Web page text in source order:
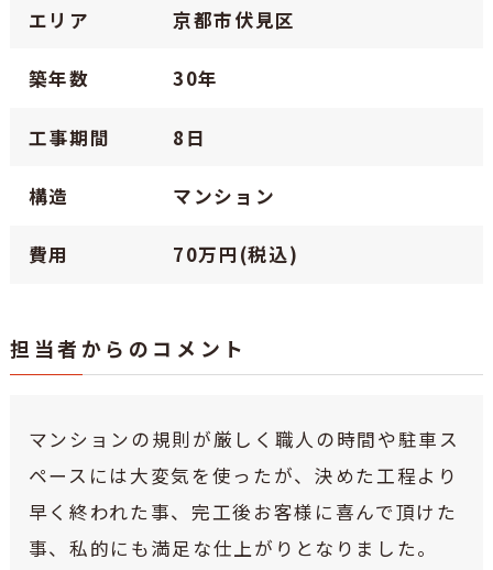
エリア 京都市伏見区
築年数 30年
工事期間 8日
構造 マンション
費用 70万円(税込)
担当者からのコメント
マンションの規則が厳しく職人の時間や駐車ス
ペースには大変気を使ったが、決めた工程より
早く終われた事、完工後お客様に喜んで頂けた
事、私的にも満足な仕上がりとなりました。